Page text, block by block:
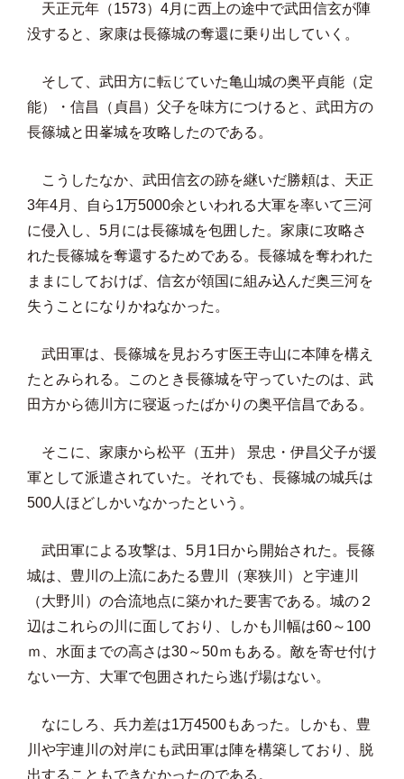
天正元年（1573）4月に西上の途中で武田信玄が陣
没すると、家康は長篠城の奪還に乗り出していく。
そして、武田方に転じていた亀山城の奥平貞能（定
能）・信昌（貞昌）父子を味方につけると、武田方の
長篠城と田峯城を攻略したのである。
こうしたなか、武田信玄の跡を継いだ勝頼は、天正
3年4月、自ら1万5000余といわれる大軍を率いて三河
に侵入し、5月には長篠城を包囲した。家康に攻略さ
れた長篠城を奪還するためである。長篠城を奪われた
ままにしておけば、信玄が領国に組み込んだ奥三河を
失うことになりかねなかった。
武田軍は、長篠城を見おろす医王寺山に本陣を構え
たとみられる。このとき長篠城を守っていたのは、武
田方から徳川方に寝返ったばかりの奥平信昌である。
そこに、家康から松平（五井） 景忠・伊昌父子が援
軍として派遣されていた。それでも、長篠城の城兵は
500人ほどしかいなかったという。
武田軍による攻撃は、5月1日から開始された。長篠
城は、豊川の上流にあたる豊川（寒狭川）と宇連川
（大野川）の合流地点に築かれた要害である。城の２
辺はこれらの川に面しており、しかも川幅は60～100
ｍ、水面までの高さは30～50ｍもある。敵を寄せ付け
ない一方、大軍で包囲されたら逃げ場はない。
なにしろ、兵力差は1万4500もあった。しかも、豊
川や宇連川の対岸にも武田軍は陣を構築しており、脱
出することもできなかったのである。